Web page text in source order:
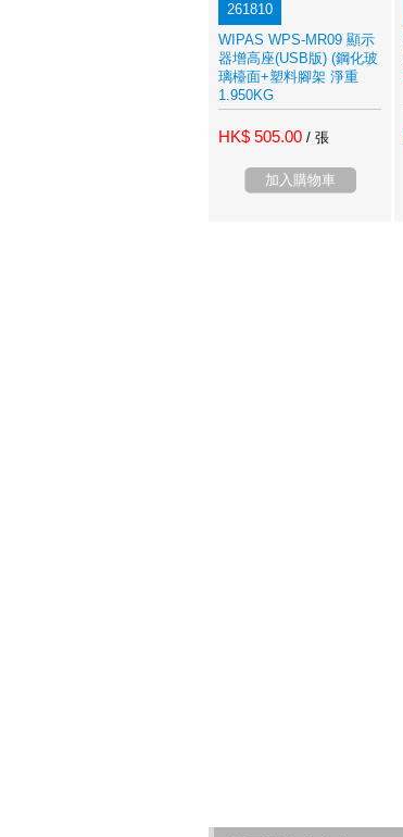
261810
WIPAS WPS-MR09 顯示
器增高座(USB版) (鋼化玻
璃檯面+塑料腳架 淨重
1.950KG
HK$ 505.00 / 張
加入購物車